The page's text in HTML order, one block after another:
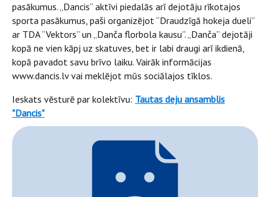
pasākumus. „Dancis” aktīvi piedalās arī dejotāju rīkotajos
sporta pasākumus, paši organizējot “Draudzīgā hokeja dueli”
ar TDA “Vektors” un „Danča florbola kausu”. „Danča” dejotāji
kopā ne vien kāpj uz skatuves, bet ir labi draugi arī ikdienā,
kopā pavadot savu brīvo laiku. Vairāk informācijas
www.dancis.lv vai meklējot mūs sociālajos tīklos.
Ieskats vēsturē par kolektīvu: Tautas deju ansamblis
"Dancis"